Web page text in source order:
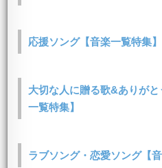
応援ソング【音楽一覧特集】
大切な人に贈る歌&ありが
一覧特集】
ラブソング・恋愛ソング【音